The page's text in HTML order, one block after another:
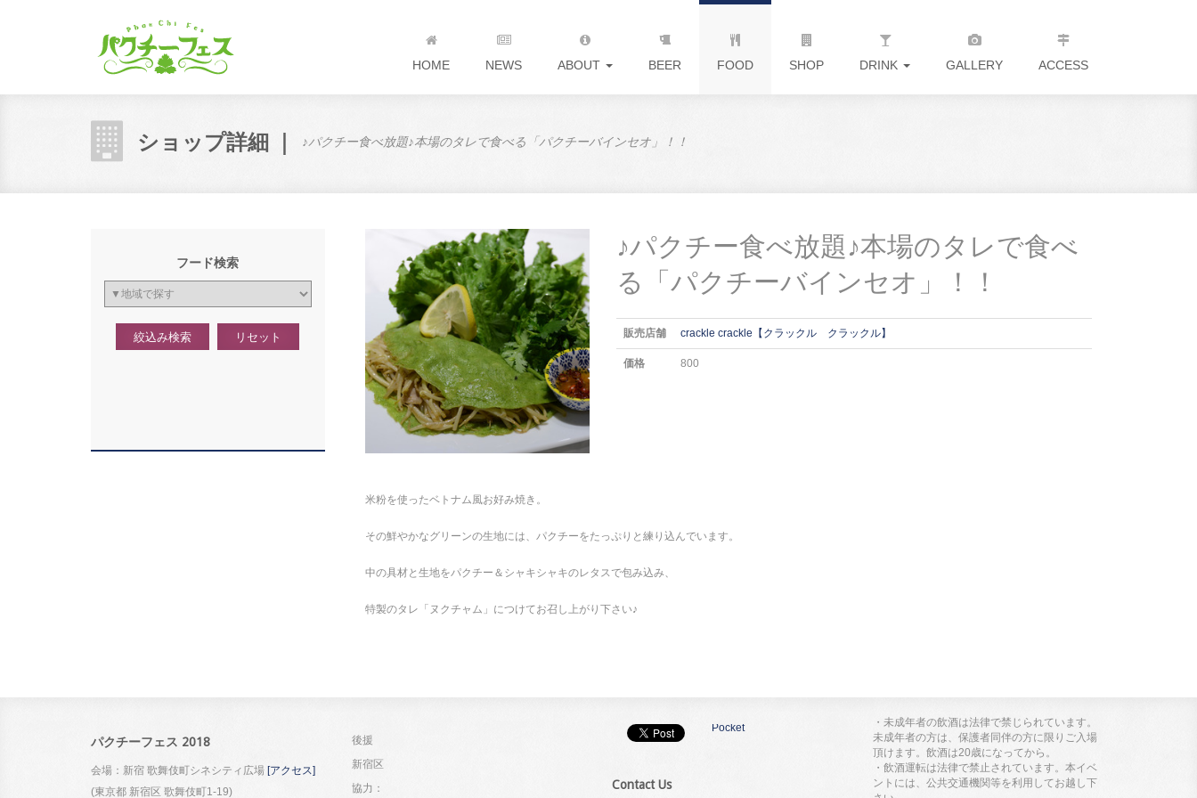
HOME NEWS ABOUT BEER FOOD SHOP DRINK GALLERY ACCESS
ショップ詳細 ｜ ♪パクチー食べ放題♪本場のタレで食べる「パクチーバインセオ」！！
フード検索
絞込み検索 リセット
♪パクチー食べ放題♪本場のタレで食べ
る「パクチーバインセオ」！！
販売店舗 crackle crackle【クラックル クラックル】
価格 800
米粉を使ったベトナム風お好み焼き。
その鮮やかなグリーンの生地には、パクチーをたっぷりと練り込んでいます。
中の具材と生地をパクチー＆シャキシャキのレタスで包み込み、
特製のタレ「ヌクチャム」につけてお召し上がり下さい♪
パクチーフェス 2018
会場：新宿 歌舞伎町シネシティ広場 [アクセス]
(東京都 新宿区 歌舞伎町1-19)
後援
新宿区
協力：
Pocket
Contact Us
・未成年者の飲酒は法律で禁じられています。
未成年者の方は、保護者同伴の方に限りご入場
頂けます。飲酒は20歳になってから。
・飲酒運転は法律で禁止されています。本イベ
ントには、公共交通機関等を利用してお越し下